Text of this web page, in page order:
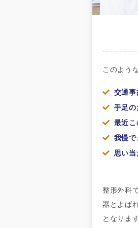
このよう
交通
手足の
最近
我慢
思い
整形外科
器とよば
となります